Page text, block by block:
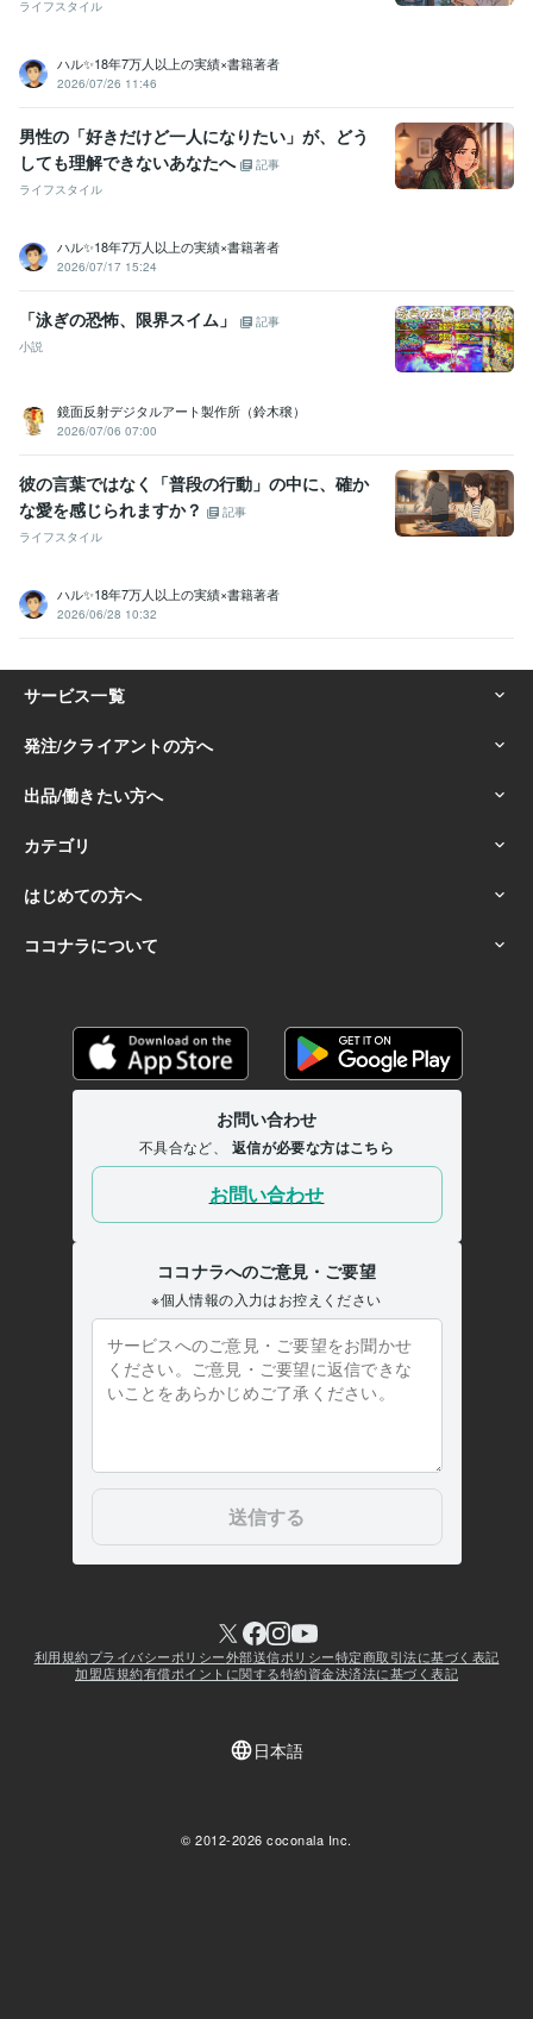
ライフスタイル
ハル✨18年7万人以上の実績×書籍著者
2026/07/26 11:46
男性の「好きだけど一人になりたい」が、どう
しても理解できないあなたへ
記事
ライフスタイル
ハル✨18年7万人以上の実績×書籍著者
2026/07/17 15:24
「泳ぎの恐怖、限界スイム」
記事
小説
鏡面反射デジタルアート製作所（鈴木穣）
2026/07/06 07:00
彼の言葉ではなく「普段の行動」の中に、確か
な愛を感じられますか？
記事
ライフスタイル
ハル✨18年7万人以上の実績×書籍著者
2026/06/28 10:32